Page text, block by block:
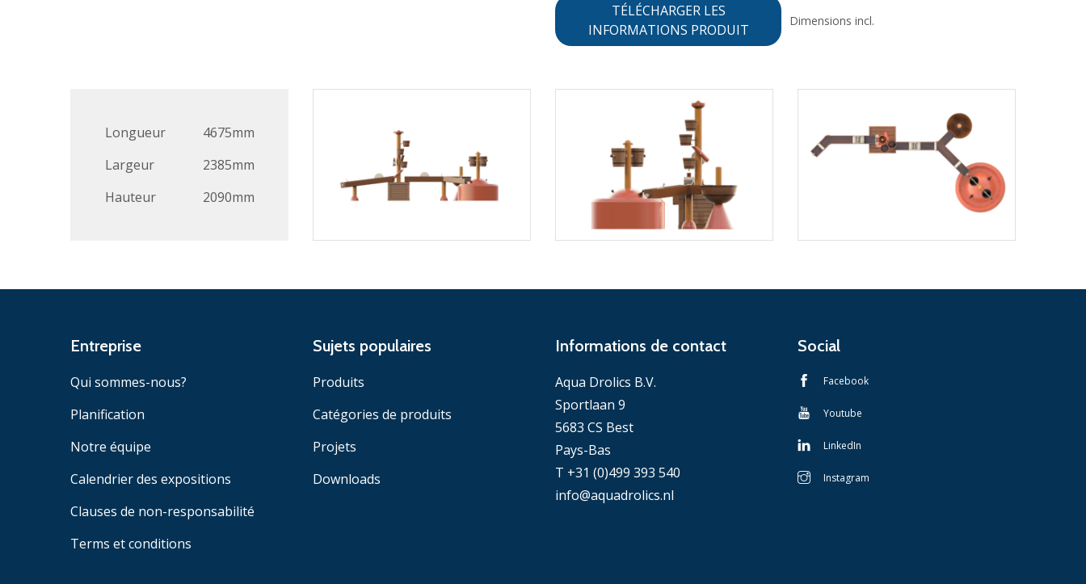
Longueur
4675mm
Largeur
2385mm
Hauteur
2090mm
TÉLÉCHARGER LES
INFORMATIONS PRODUIT
Dimensions incl.
Entreprise
Qui sommes-nous?
Planification
Notre équipe
Calendrier des expositions
Clauses de non-responsabilité
Terms et conditions
Sujets populaires
Produits
Catégories de produits
Projets
Downloads
Informations de contact
Aqua Drolics B.V.
Sportlaan 9
5683 CS Best
Pays-Bas
T +31 (0)499 393 540
info@aquadrolics.nl
Social
Facebook
Youtube
LinkedIn
Instagram